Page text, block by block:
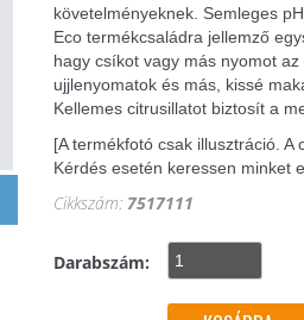
követelményeknek. Semleges
Eco termékcsaládra jellemző
hagy csíkot vagy más nyomot
ujjlenyomatok és más, kissé
Kellemes citrusillatot biztosít a
[A termékfotó csak illusztráció. A
Kérdés esetén keressen minket
Cikkszám: 7517111
Darabszám: